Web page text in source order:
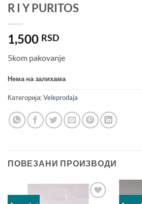
R I Y PURITOS
1,500 RSD
5kom pakovanje
Нема на залихама
Категорија:Veleprodaja
ПОВЕЗАНИ ПРОИЗВОДИ